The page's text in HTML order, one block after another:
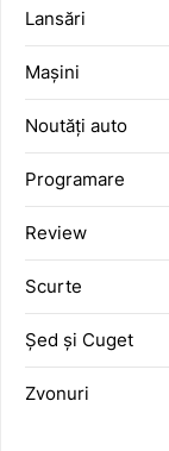
Lansări
Mașini
Noutăți auto
Programare
Review
Scurte
Șed și Cuget
Zvonuri